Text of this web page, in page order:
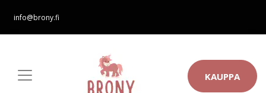
info@brony.fi
KAUPPA